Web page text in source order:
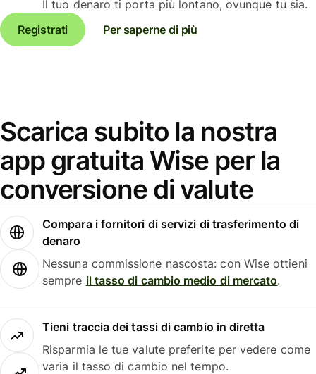
Il tuo denaro ti porta più lontano, ovunque tu sia.
Registrati
Per saperne di più
Scarica subito la nostra
app gratuita Wise per la
conversione di valute
Compara i fornitori di servizi di trasferimento di
denaro
Nessuna commissione nascosta: con Wise ottieni
sempre il tasso di cambio medio di mercato.
Tieni traccia dei tassi di cambio in diretta
Risparmia le tue valute preferite per vedere come
varia il tasso di cambio nel tempo.